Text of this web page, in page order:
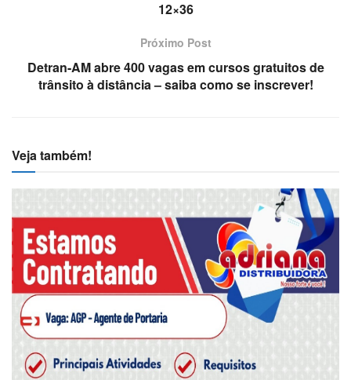
12×36
Próximo Post
Detran-AM abre 400 vagas em cursos gratuitos de
trânsito à distância – saiba como se inscrever!
Veja também!